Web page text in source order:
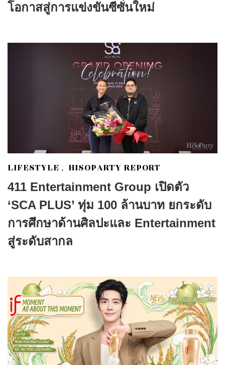
โอกาสสู่การแข่งขันซีซั่นใหม่
LIFESTYLE , HISOPARTY REPORT
411 Entertainment Group เปิดตัว
‘SCA PLUS’ ทุ่ม 100 ล้านบาท ยกระดับ
การศึกษาด้านศิลปะและ Entertainment
สู่ระดับสากล